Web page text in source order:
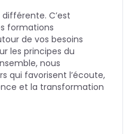
C’est
formations
de vos besoins
les principes du
nous
qui favorisent l’écoute,
et la transformation